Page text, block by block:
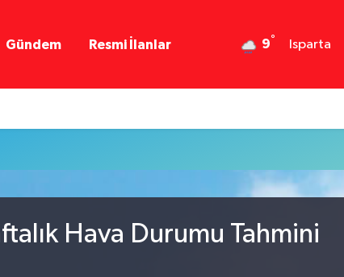
Gündem Resmi İlanlar 9° Isparta
Hava Durumu Tahmini